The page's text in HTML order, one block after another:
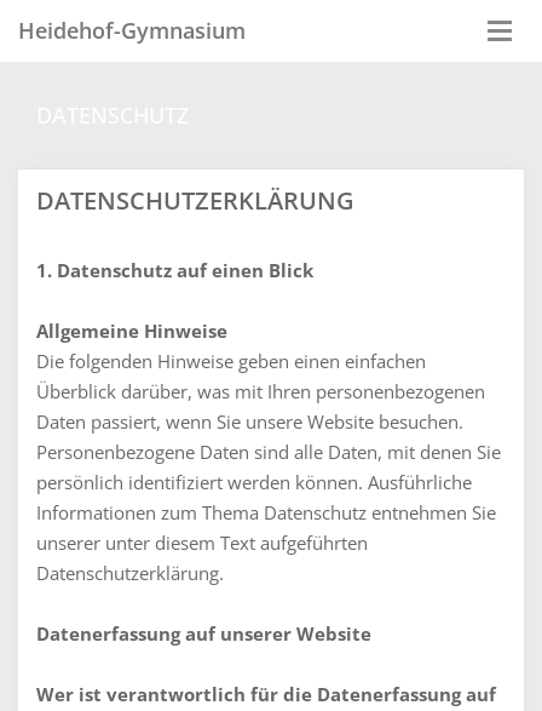
Heidehof-Gymnasium
DATENSCHUTZERKLÄRUNG
1. Datenschutz auf einen Blick
Allgemeine Hinweise
Die folgenden Hinweise geben einen einfachen
Überblick darüber, was mit Ihren personenbezogenen
Daten passiert, wenn Sie unsere Website besuchen.
Personenbezogene Daten sind alle Daten, mit denen Sie
persönlich identifiziert werden können. Ausführliche
Informationen zum Thema Datenschutz entnehmen Sie
unserer unter diesem Text aufgeführten
Datenschutzerklärung.
Datenerfassung auf unserer Website
Wer ist verantwortlich für die Datenerfassung auf